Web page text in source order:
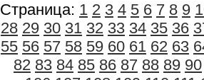
Страница: 1 2 3 4 5 6 7 8 9
28 29 30 31 32 33 34 35 36
55 56 57 58 59 60 61 62 63
82 83 84 85 86 87 88 89 90